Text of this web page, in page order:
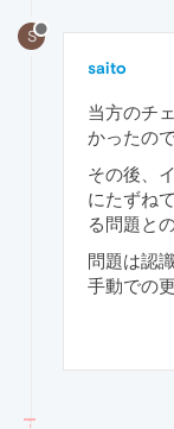
S
saito
当方のチ
かったの
その後、
にたずね
る問題と
問題は認
手動での